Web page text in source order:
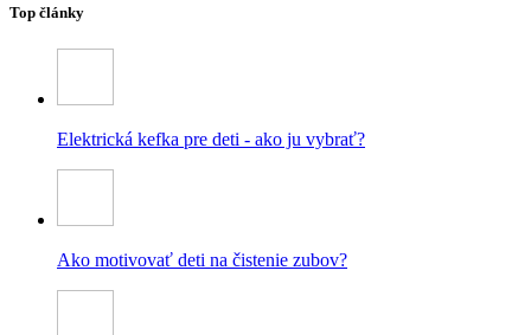
Top články
Elektrická kefka pre deti - ako ju vybrať?
Ako motivovať deti na čistenie zubov?